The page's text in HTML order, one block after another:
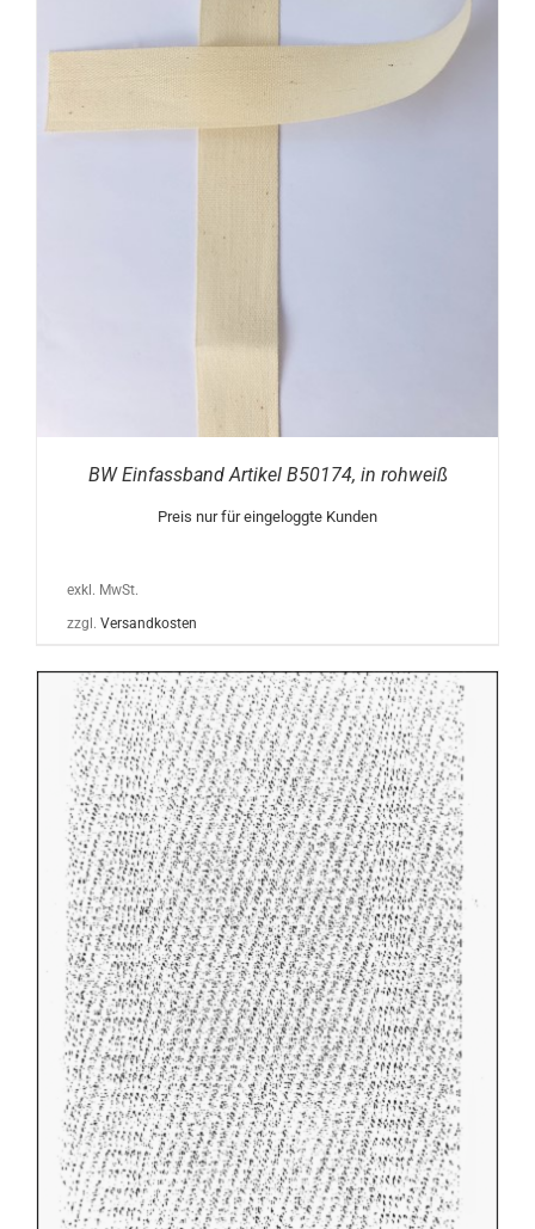
BW Einfassband Artikel B50174, in rohweiß
Preis nur für eingeloggte Kunden
exkl. MwSt.
zzgl. Versandkosten